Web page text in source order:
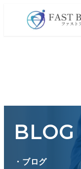
ツ
BLOG
・ブログ